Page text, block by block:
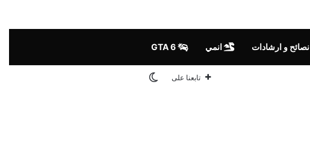
نصائح و ارشادات انمي
تابعنا على الوضع المظلم